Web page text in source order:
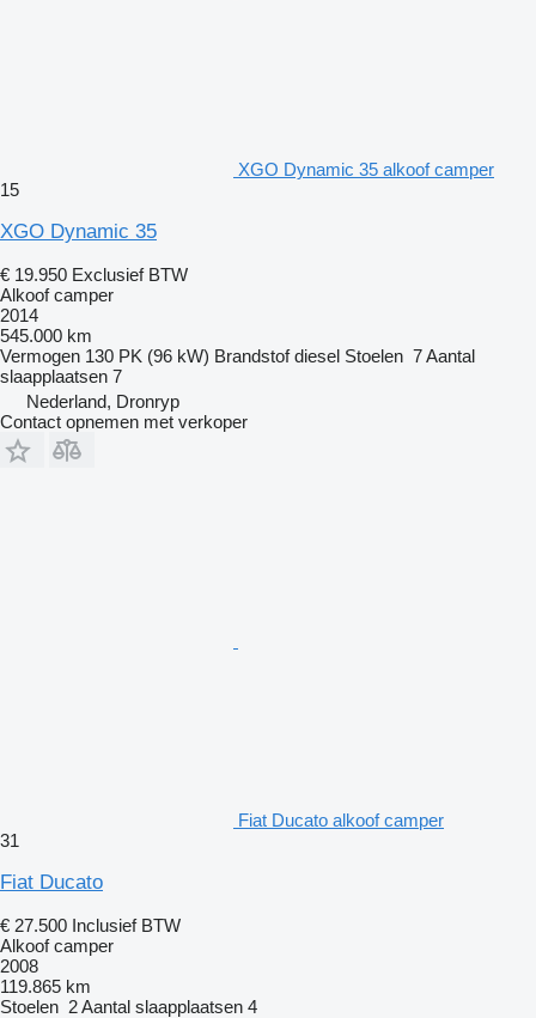
XGO Dynamic 35 alkoof camper
15
XGO Dynamic 35
€ 19.950 Exclusief BTW
Alkoof camper
2014
545.000 km
Vermogen 130 PK (96 kW) Brandstof diesel Stoelen 7Aantal
slaapplaatsen 7
Nederland, Dronryp
Contact opnemen met verkoper
Fiat Ducato alkoof camper
31
Fiat Ducato
€ 27.500 Inclusief BTW
Alkoof camper
2008
119.865 km
Stoelen 2Aantal slaapplaatsen 4